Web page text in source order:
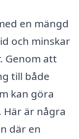
en mängd
och minskar
Genom att
till både
kan göra
är några
där en